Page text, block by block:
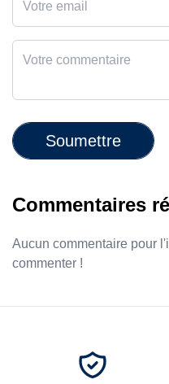
Soumettre
Commentaires
Aucun commentaire pour
commenter !